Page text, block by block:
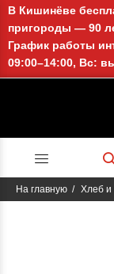
В Кишинёве
пригороды — 90
График работы
09:00–14:00, Вс:
На главную Хлеб и